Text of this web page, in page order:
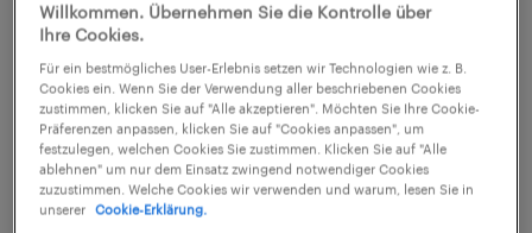
Wittlich, Rheinland-Pfalz
Festanstellung
€50000,00 - €65000,00 pro Stunde
Industrie und Handwerk
2. August 2026
Willkommen. Übernehmen Sie die Kontrolle über
Ihre Cookies.
Für ein bestmögliches User-Erlebnis setzen wir Technologien wie z. B.
Cookies ein. Wenn Sie der Verwendung aller beschriebenen Cookies
zustimmen, klicken Sie auf "Alle akzeptieren". Möchten Sie Ihre Cookie-
Präferenzen anpassen, klicken Sie auf "Cookies anpassen", um
festzulegen, welchen Cookies Sie zustimmen. Klicken Sie auf "Alle
ablehnen" um nur dem Einsatz zwingend notwendiger Cookies
zuzustimmen. Welche Cookies wir verwenden und warum, lesen Sie in
unserer
Cookie-Erklärung.